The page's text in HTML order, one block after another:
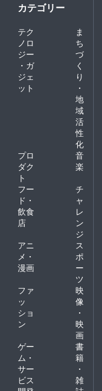
カテゴリー
テク
ノロ
ジー
・ガ
ジェ
ット
ま
ち
づ
く
り
・
地
域
活
性
化
プロ
ダク
ト
音
楽
フー
ド・
飲食
店
チ
ャ
レ
ン
ジ
アニ
メ・
漫画
ス
ポ
ー
ツ
ファ
ッ
ショ
ン
映
像
・
映
画
ゲー
ム・
サー
ビス
書
籍
・
雑